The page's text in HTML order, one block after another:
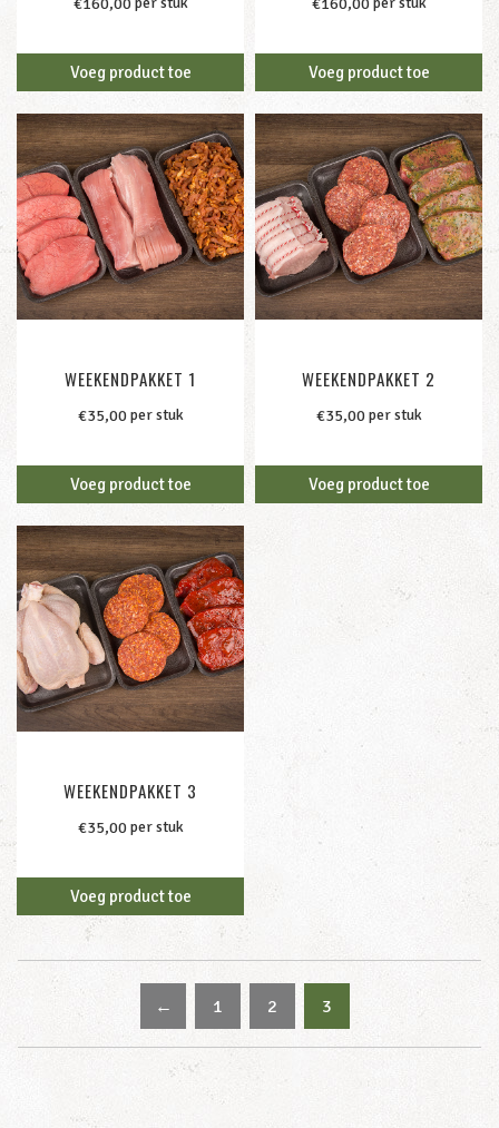
Voeg product toe Voeg product toe
WEEKENDPAKKET 1
€35,00per stuk
Voeg product toe
WEEKENDPAKKET 2
€35,00per stuk
Voeg product toe
WEEKENDPAKKET 3
€35,00per stuk
Voeg product toe
← 1 2 3